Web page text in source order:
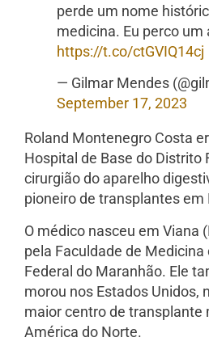
perde um nome
medicina. Eu perco um
https://t.co/ctGVIQ14cj
— Gilmar Mendes
September 17, 2023
Roland Montenegro Costa
Hospital de Base do Distrito
cirurgião do aparelho
pioneiro de transplantes em
O médico nasceu em Viana
pela Faculdade de Medicina
Federal do Maranhão. Ele
morou nos Estados Unidos,
maior centro de transplante
América do Norte.